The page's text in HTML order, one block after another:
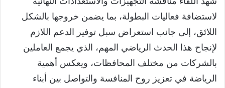
لاستضافة فعاليات البطولة، بما يضمن خروجها بالشكل
اللائق، إلى جانب استعراض سبل توفير الدعم اللازم
لإنجاح هذا الحدث الرياضي المهم، الذي يجمع العاملين
بالشركات من مختلف المحافظات، ويعكس أهمية
الرياضة في تعزيز روح المنافسة والتواصل بين أبناء